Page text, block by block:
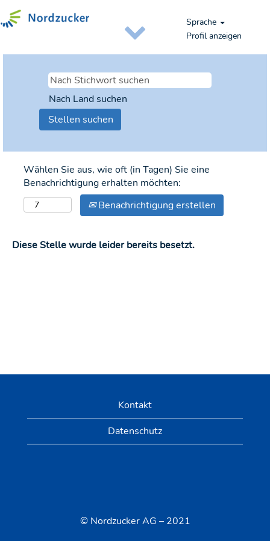
Sprache
Profil anzeigen
Nach Land suchen
Wählen Sie aus, wie oft (in Tagen) Sie eine
Benachrichtigung erhalten möchten:
Benachrichtigung erstellen
Diese Stelle wurde leider bereits besetzt.
Kontakt
Datenschutz
© Nordzucker AG – 2021